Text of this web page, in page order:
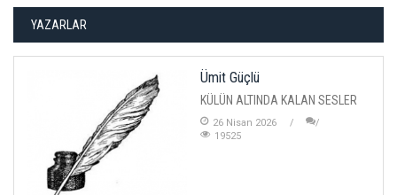
YAZARLAR
Ümit Güçlü
KÜLÜN ALTINDA KALAN SESLER
26 Nisan 2026
19525